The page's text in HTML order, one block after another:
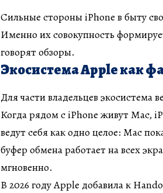
Сильные стороны iPhone в быту
Именно их совокупность
говорят обзоры.
Экосистема Apple как
Для части владельцев экосистема
Когда рядом с iPhone живут Mac,
ведут себя как одно целое: Mac
буфер обмена работает на всех
мгновенно.
В 2026 году Apple добавила к